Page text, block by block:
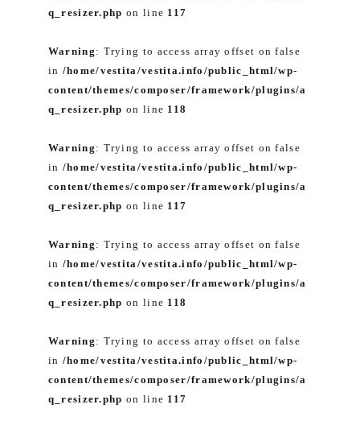
q_resizer.php on line 117
Warning : Trying to access array offset on false
in /home/vestita/vestita.info/public_html/wp-
content/themes/composer/framework/plugins/a
q_resizer.php on line 118
Warning : Trying to access array offset on false
in /home/vestita/vestita.info/public_html/wp-
content/themes/composer/framework/plugins/a
q_resizer.php on line 117
Warning : Trying to access array offset on false
in /home/vestita/vestita.info/public_html/wp-
content/themes/composer/framework/plugins/a
q_resizer.php on line 118
Warning : Trying to access array offset on false
in /home/vestita/vestita.info/public_html/wp-
content/themes/composer/framework/plugins/a
q_resizer.php on line 117